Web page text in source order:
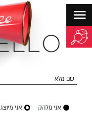
שם מלא
אני מלהק אני מיוצג